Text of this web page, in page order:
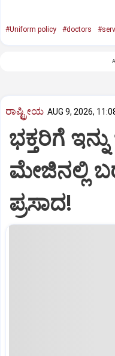
#Uniform policy #doctors
ರಾಷ್ಟ್ರೀಯ AUG 9, 2026,
ಭಕ್ತರಿಗೆ
ಮೇಜಿನಲ್ಲಿ
ಪ್ರಸಾದ!